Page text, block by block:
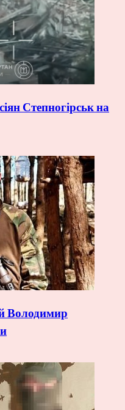
Степногірськ на
Володимир